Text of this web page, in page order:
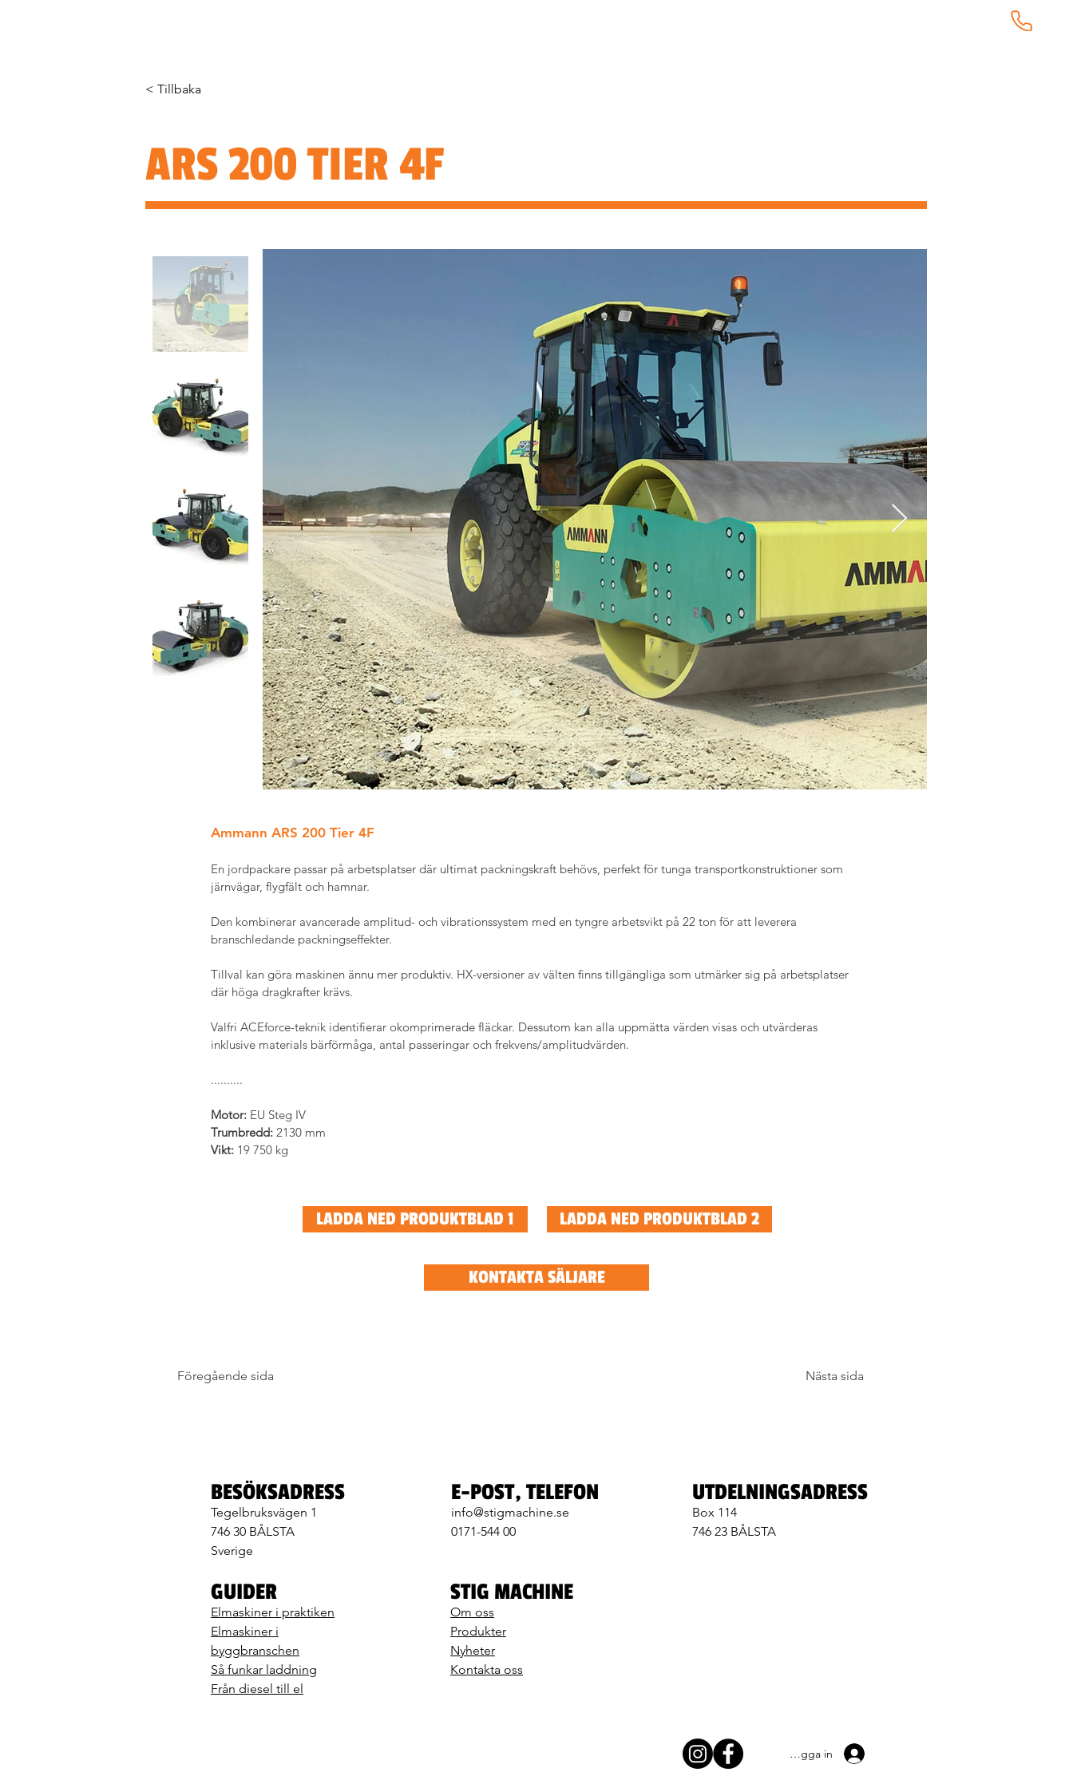
< Tillbaka
ARS 200 TIER 4F
Ammann ARS 200 Tier 4F
En jordpackare passar på arbetsplatser där ultimat packningskraft behövs, perfekt för tunga transportkonstruktioner som
järnvägar, flygfält och hamnar.
Den kombinerar avancerade amplitud- och vibrationssystem med en tyngre arbetsvikt på 22 ton för att leverera
branschledande packningseffekter.
Tillval kan göra maskinen ännu mer produktiv. HX-versioner av välten finns tillgängliga som utmärker sig på arbetsplatser
där höga dragkrafter krävs.
Valfri ACEforce-teknik identifierar okomprimerade fläckar. Dessutom kan alla uppmätta värden visas och utvärderas
inklusive materials bärförmåga, antal passeringar och frekvens/amplitudvärden.
..........
Motor: EU Steg IV
Trumbredd: 2130 mm
Vikt: 19 750 kg
LADDA NED PRODUKTBLAD 1 LADDA NED PRODUKTBLAD 2
KONTAKTA SÄLJARE
Föregående sida Nästa sida
BESÖKSADRESS
Tegelbruksvägen 1
746 30 BÅLSTA
Sverige
GUIDER
Elmaskiner i praktiken
Elmaskiner i
byggbranschen
Så funkar laddning
Från diesel till el
E-POST, TELEFON
info@stigmachine.se
0171-544 00
STIG MACHINE
Om oss
Produkter
Nyheter
Kontakta oss
UTDELNINGSADRESS
Box 114
746 23 BÅLSTA
Logga in